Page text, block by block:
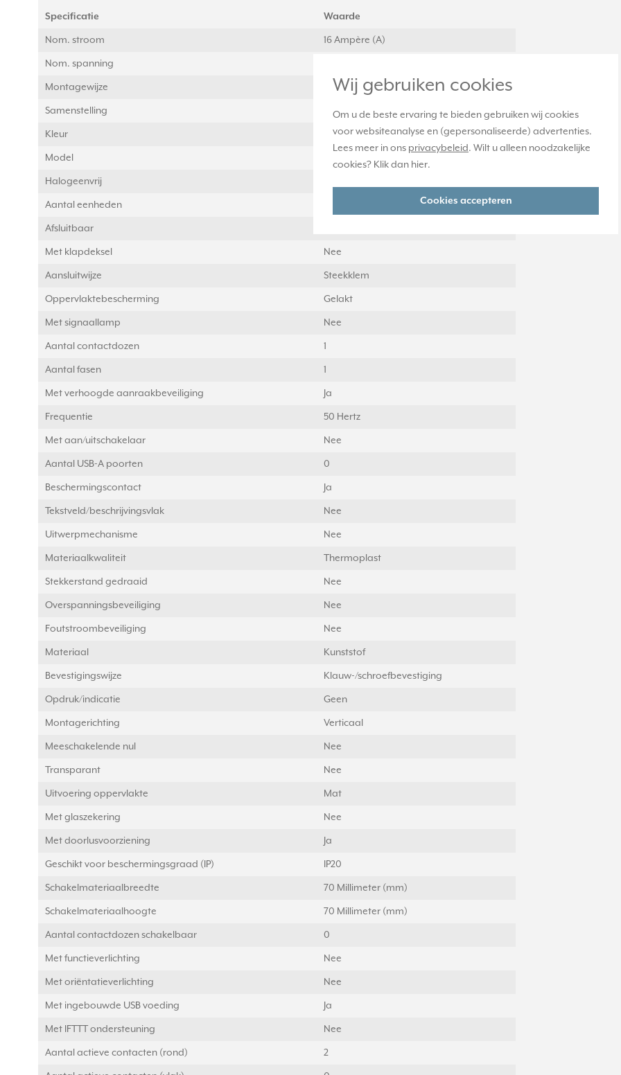
Wij gebruiken cookies
Om u de beste ervaring te bieden gebruiken wij cookies
voor websiteanalyse en (gepersonaliseerde) advertenties.
Lees meer in ons privacybeleid. Wilt u alleen noodzakelijke
cookies? Klik dan hier.
Cookies accepteren
Specificatie Waarde
Nom. stroom 16 Ampère (A)
Nom. spanning
Montagewijze Inbouw (stucwerk)
Samenstelling Basiselement met centrale afdekplaat
Kleur Overig
Model
Halogeenvrij
Aantal eenheden
Afsluitbaar
Met klapdeksel Nee
Aansluitwijze Steekklem
Oppervlaktebescherming Gelakt
Met signaallamp Nee
Aantal contactdozen 1
Aantal fasen 1
Met verhoogde aanraakbeveiliging Ja
Frequentie 50 Hertz
Met aan/uitschakelaar Nee
Aantal USB-A poorten 0
Beschermingscontact Ja
Tekstveld/beschrijvingsvlak Nee
Uitwerpmechanisme Nee
Materiaalkwaliteit Thermoplast
Stekkerstand gedraaid Nee
Overspanningsbeveiliging Nee
Foutstroombeveiliging Nee
Materiaal Kunststof
Bevestigingswijze Klauw-/schroefbevestiging
Opdruk/indicatie Geen
Montagerichting Verticaal
Meeschakelende nul Nee
Transparant Nee
Uitvoering oppervlakte Mat
Met glaszekering Nee
Met doorlusvoorziening Ja
Geschikt voor beschermingsgraad (IP) IP20
Schakelmateriaalbreedte 70 Millimeter (mm)
Schakelmateriaalhoogte 70 Millimeter (mm)
Aantal contactdozen schakelbaar 0
Met functieverlichting Nee
Met oriëntatieverlichting Nee
Met ingebouwde USB voeding Ja
Met IFTTT ondersteuning Nee
Aantal actieve contacten (rond) 2